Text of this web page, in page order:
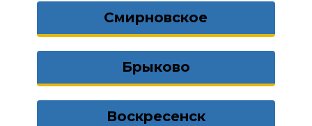
Смирновское
Брыково
Воскресенск